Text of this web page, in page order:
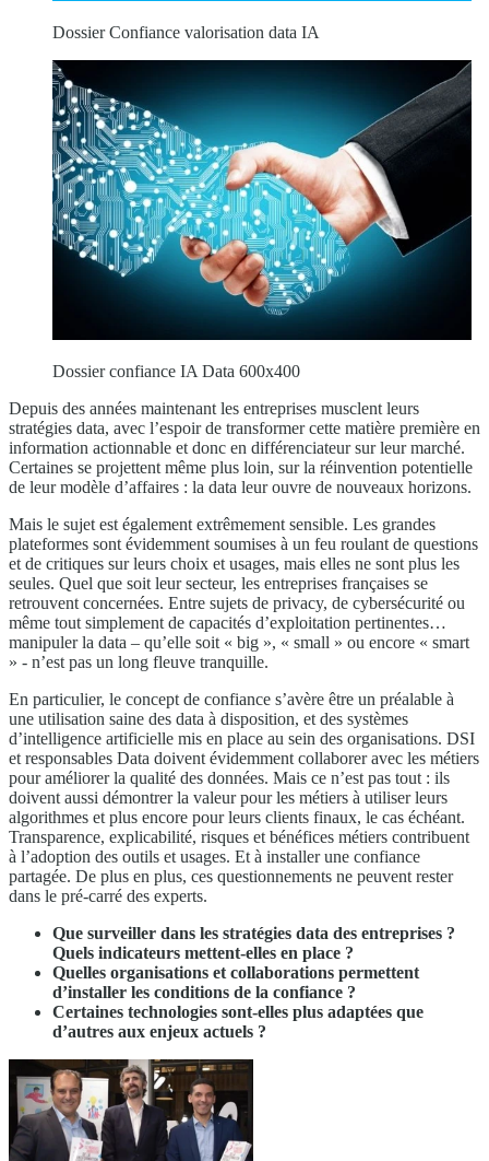
Dossier Confiance valorisation data IA
Dossier confiance IA Data 600x400
Depuis des années maintenant les entreprises musclent leurs
stratégies data, avec l’espoir de transformer cette matière première en
information actionnable et donc en différenciateur sur leur marché.
Certaines se projettent même plus loin, sur la réinvention potentielle
de leur modèle d’affaires : la data leur ouvre de nouveaux horizons.
Mais le sujet est également extrêmement sensible. Les grandes
plateformes sont évidemment soumises à un feu roulant de questions
et de critiques sur leurs choix et usages, mais elles ne sont plus les
seules. Quel que soit leur secteur, les entreprises françaises se
retrouvent concernées. Entre sujets de privacy, de cybersécurité ou
même tout simplement de capacités d’exploitation pertinentes…
manipuler la data – qu’elle soit « big », « small » ou encore « smart
» - n’est pas un long fleuve tranquille.
En particulier, le concept de confiance s’avère être un préalable à
une utilisation saine des data à disposition, et des systèmes
d’intelligence artificielle mis en place au sein des organisations. DSI
et responsables Data doivent évidemment collaborer avec les métiers
pour améliorer la qualité des données. Mais ce n’est pas tout : ils
doivent aussi démontrer la valeur pour les métiers à utiliser leurs
algorithmes et plus encore pour leurs clients finaux, le cas échéant.
Transparence, explicabilité, risques et bénéfices métiers contribuent
à l’adoption des outils et usages. Et à installer une confiance
partagée. De plus en plus, ces questionnements ne peuvent rester
dans le pré-carré des experts.
Que surveiller dans les stratégies data des entreprises ?
Quels indicateurs mettent-elles en place ?
Quelles organisations et collaborations permettent
d’installer les conditions de la confiance ?
Certaines technologies sont-elles plus adaptées que
d’autres aux enjeux actuels ?